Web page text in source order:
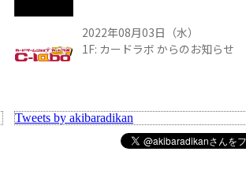
2022年08月03日（水）
1F: カードラボ からのお知らせ
Tweets by akibaradikan